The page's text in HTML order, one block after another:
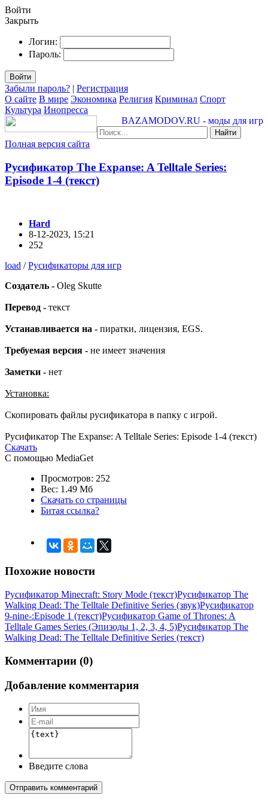
Войти
Закрыть
Логин:
Пароль:
Войти
Забыли пароль? | Регистрация
О сайте В мире Экономика Религия Криминал Спорт
Культура Инопресса
BAZAMODOV.RU - моды для игр
Найти
Полная версия сайта
Русификатор The Expanse: A Telltale Series:
Episode 1-4 (текст)
Hard
8-12-2023, 15:21
252
load /Русификаторы для игр
Создатель - Oleg Skutte
Перевод - текст
Устанавливается на - пиратки, лицензия, EGS.
Требуемая версия - не имеет значения
Заметки - нет
Установка:
Скопировать файлы русификатора в папку с игрой.
Русификатор The Expanse: A Telltale Series: Episode 1-4 (текст)
Скачать
С помощью MediaGet
Просмотров: 252
Вес: 1.49 Мб
Скачать со страницы
Битая ссылка?
Похожие новости
Русификатор Minecraft: Story Mode (текст)Русификатор The
Walking Dead: The Telltale Definitive Series (звук)Русификатор
9-nine-:Episode 1 (текст)Русификатор Game of Thrones: A
Telltale Games Series (Эпизоды 1, 2, 3, 4, 5)Русификатор The
Walking Dead: The Telltale Definitive Series (текст)
Комментарии (0)
Добавление комментария
Введите слова
Отправить комментарий